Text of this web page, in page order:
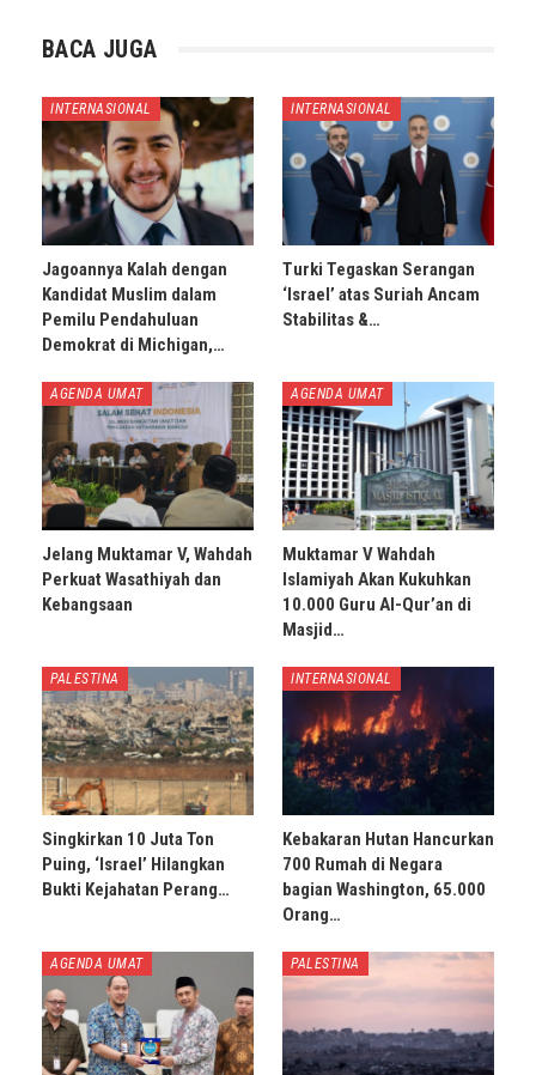
BACA JUGA
INTERNASIONAL
Jagoannya Kalah dengan
Kandidat Muslim dalam
Pemilu Pendahuluan
Demokrat di Michigan,…
INTERNASIONAL
Turki Tegaskan Serangan
‘Israel’ atas Suriah Ancam
Stabilitas &…
AGENDA UMAT
Jelang Muktamar V, Wahdah
Perkuat Wasathiyah dan
Kebangsaan
AGENDA UMAT
Muktamar V Wahdah
Islamiyah Akan Kukuhkan
10.000 Guru Al-Qur’an di
Masjid…
PALESTINA
Singkirkan 10 Juta Ton
Puing, ‘Israel’ Hilangkan
Bukti Kejahatan Perang…
INTERNASIONAL
Kebakaran Hutan Hancurkan
700 Rumah di Negara
bagian Washington, 65.000
Orang…
AGENDA UMAT PALESTINA